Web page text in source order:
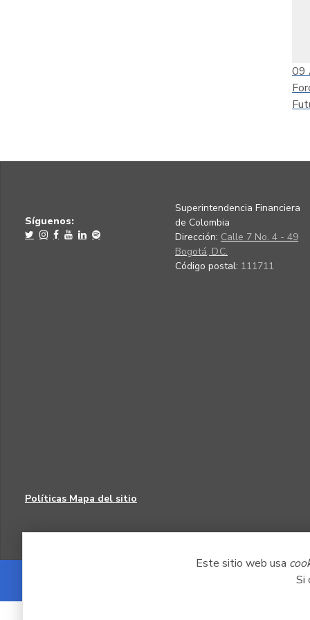
Este sitio web usa
Si
09
Síguenos:
Superintendencia Financiera
de Colombia
Dirección: Calle 7 No. 4 - 49
Bogotá, D.C.
Código postal: 111711
Políticas Mapa del sitio